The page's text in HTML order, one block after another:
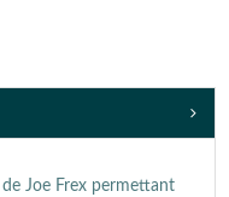
Joe Frex permettant